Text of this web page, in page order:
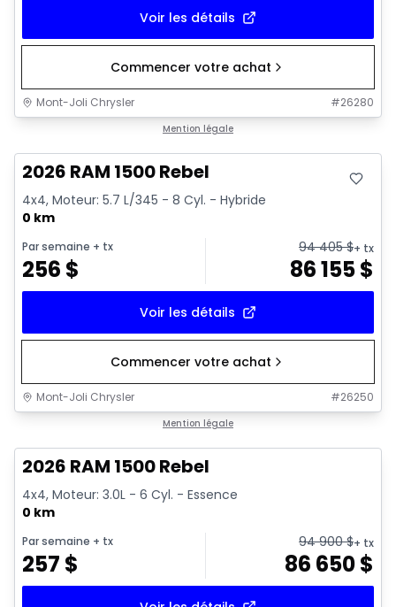
Voir les détails
Commencer votre achat
Mont-Joli Chrysler #26280
Mention légale
2026 RAM 1500 Rebel
4x4, Moteur: 5.7 L/345 - 8 Cyl. - Hybride
0 km
Par semaine + tx
256 $
94 405$+ tx
86 155$
Voir les détails
Commencer votre achat
Mont-Joli Chrysler #26250
Mention légale
2026 RAM 1500 Rebel
4x4, Moteur: 3.0L - 6 Cyl. - Essence
0 km
Par semaine + tx
257 $
94 900$+ tx
86 650$